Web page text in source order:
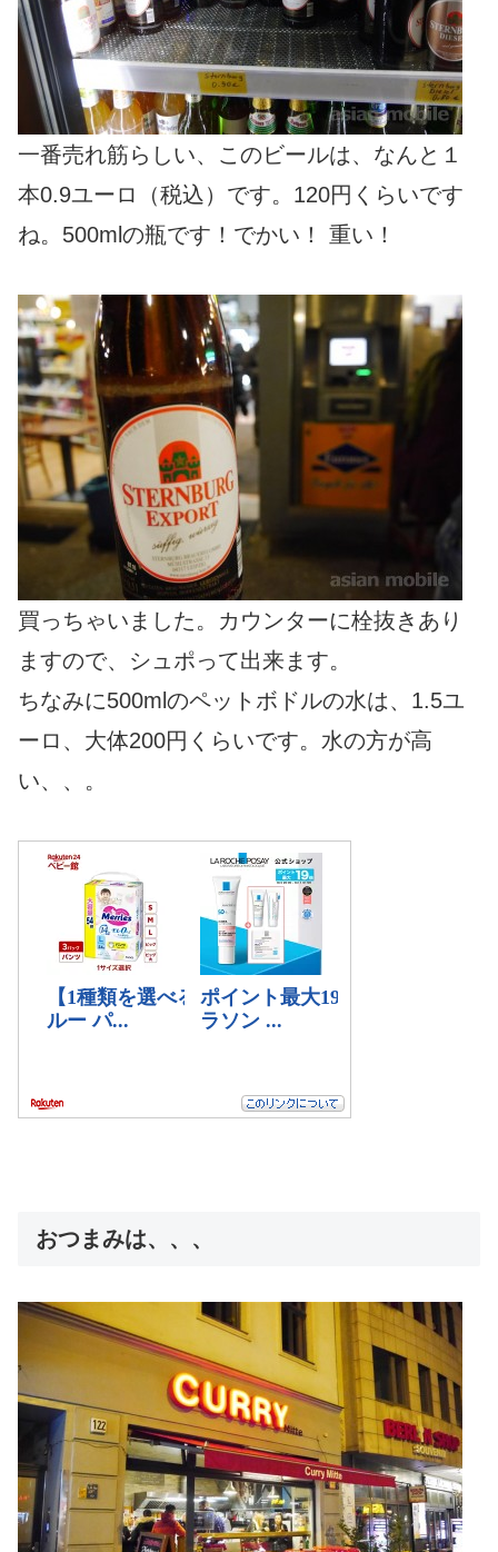
一番売れ筋らしい、このビールは、なんと１
本0.9ユーロ（税込）です。120円くらいです
ね。500mlの瓶です！でかい！ 重い！
買っちゃいました。カウンターに栓抜きあり
ますので、シュポって出来ます。
ちなみに500mlのペットボドルの水は、1.5ユ
ーロ、大体200円くらいです。水の方が高
い、、。
おつまみは、、、